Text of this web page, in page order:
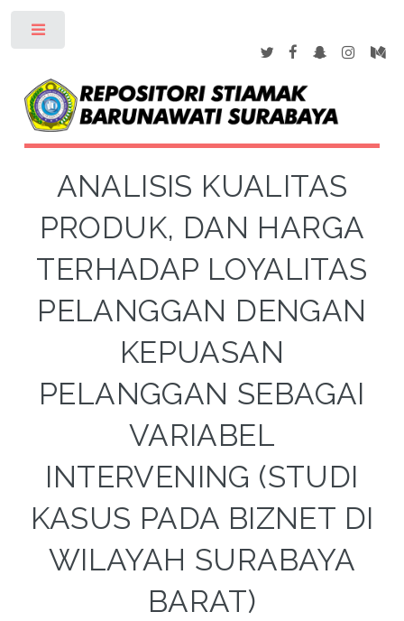
ANALISIS KUALITAS
PRODUK, DAN HARGA
TERHADAP LOYALITAS
PELANGGAN DENGAN
KEPUASAN
PELANGGAN SEBAGAI
VARIABEL
INTERVENING (STUDI
KASUS PADA BIZNET DI
WILAYAH SURABAYA
BARAT)